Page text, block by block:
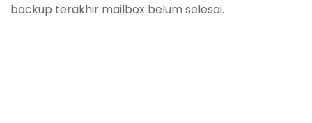
backup terakhir mailbox belum selesai.